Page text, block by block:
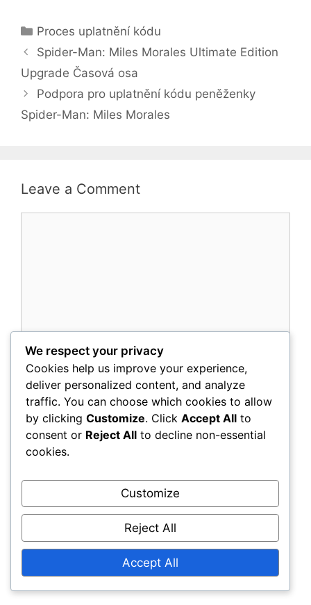
Categories
Proces uplatnění kódu
Spider-Man: Miles Morales Ultimate Edition
Upgrade Časová osa
Podpora pro uplatnění kódu peněženky
Spider-Man: Miles Morales
Leave a Comment
Name
Email
Website
Save my name, email, and website in this
browser for the next time I comment.
We respect your privacy
Cookies help us improve your experience,
deliver personalized content, and analyze
traffic. You can choose which cookies to allow
by clicking Customize. Click Accept All to
consent or Reject All to decline non-essential
cookies.
Customize
Reject All
Accept All